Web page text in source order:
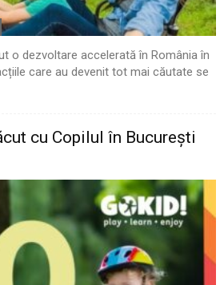
o dezvoltare accelerată în România în
care au devenit tot mai căutate se
cu Copilul în București